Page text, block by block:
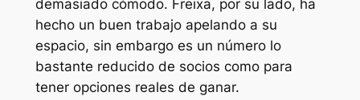
demasiado cómodo. Freixa, por su lado, ha
hecho un buen trabajo apelando a su
espacio, sin embargo es un número lo
bastante reducido de socios como para
tener opciones reales de ganar.